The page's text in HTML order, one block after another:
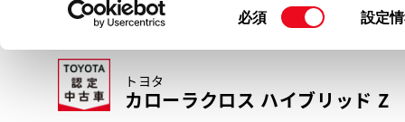
て」をご覧ください。
同
択
必須 設定
トヨタ
カローラクロス ハイブリッド Z